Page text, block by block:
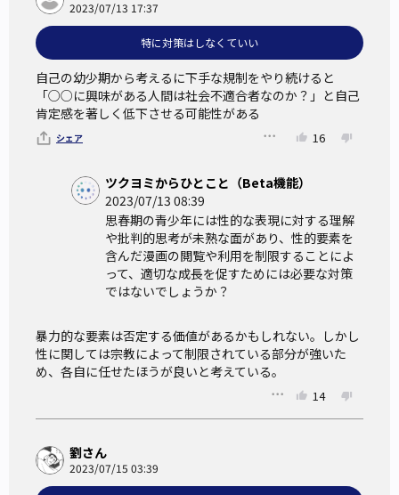
2023/07/13 17:37
特に対策はしなくていい
自己の幼少期から考えるに下手な規制をやり続けると
「○○に興味がある人間は社会不適合者なのか？」と自己
肯定感を著しく低下させる可能性がある
シェア 16
ツクヨミからひとこと（Beta機能）
2023/07/13 08:39
思春期の青少年には性的な表現に対する理解
や批判的思考が未熟な面があり、性的要素を
含んだ漫画の閲覧や利用を制限することによ
って、適切な成長を促すためには必要な対策
ではないでしょうか？
暴力的な要素は否定する価値があるかもしれない。しかし
性に関しては宗教によって制限されている部分が強いた
め、各自に任せたほうが良いと考えている。
14
劉さん
2023/07/15 03:39